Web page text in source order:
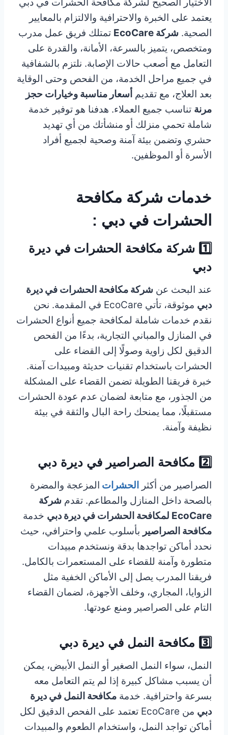
يعتمد على الخبرة والاحترافية والالتزام بالمعايير
الصحية. شركة EcoCare
تمتلك فريق عمل مدرب
ومتخصص، يتميز بالسرعة، الأمانة، والقدرة على
التعامل مع أصعب حالات الإصابة. نلتزم بالشفافية
في جميع مراحل الخدمة، من الفحص وحتى الوقاية
بعد العلاج، مع تقديم أسعار مناسبة وخيارات حجز
مرنة تناسب جميع العملاء. هدفنا هو توفير خدمة
شاملة تحمي منزلك أو منشأتك من أي تهديد
حشري وتضمن بيئة آمنة وصحية لجميع أفراد
الأسرة أو الموظفين.
خدمات شركة مكافحة
الحشرات في دبي :
1️⃣ شركة مكافحة الحشرات في ديرة
دبي
عند البحث عن شركة مكافحة الحشرات في ديرة
دبي
موثوقة، تأتي EcoCare في المقدمة. نحن
نقدم خدمات شاملة لمكافحة جميع أنواع الحشرات
في المنازل والمباني التجارية، بدءًا من الفحص
الدقيق لكل زاوية وصولًا إلى القضاء على
الحشرات باستخدام تقنيات حديثة ومبيدات آمنة.
خبرة فريقنا الطويلة تضمن القضاء على المشكلة
من الجذور، مع متابعة لضمان عدم عودة الحشرات
مستقبلًا، مما يمنحك راحة البال والثقة في بيئة
نظيفة وآمنة.
2️⃣ مكافحة الصراصير في ديرة دبي
الصراصير من أكثر الحشرات المزعجة والمضرة
بالصحة داخل المنازل والمطاعم. تقدم شركة
EcoCare لمكافحة الحشرات في ديرة دبي
خدمة
مكافحة الصراصير بأسلوب علمي واحترافي، حيث
نحدد أماكن تواجدها بدقة ونستخدم مبيدات
متطورة وآمنة للقضاء على المستعمرات بالكامل.
فريقنا المدرب يصل إلى الأماكن الخفية مثل
الزوايا، المجاري، وخلف الأجهزة، لضمان القضاء
التام على الصراصير ومنع عودتها.
3️⃣ مكافحة النمل في ديرة دبي
النمل، سواء النمل الصغير أو النمل الأبيض، يمكن
أن يسبب مشاكل كبيرة إذا لم يتم التعامل معه
بسرعة واحترافية. خدمة مكافحة النمل في ديرة
دبي
من EcoCare تعتمد على الفحص الدقيق لكل
أماكن تواجد النمل، واستخدام الطعوم والمبيدات